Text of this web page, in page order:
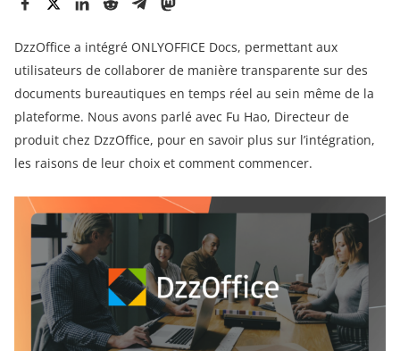
DzzOffice a intégré ONLYOFFICE Docs, permettant aux
utilisateurs de collaborer de manière transparente sur des
documents bureautiques en temps réel au sein même de la
plateforme. Nous avons parlé avec Fu Hao, Directeur de
produit chez DzzOffice, pour en savoir plus sur l’intégration,
les raisons de leur choix et comment commencer.